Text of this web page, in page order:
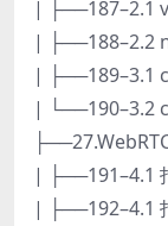
| ├──187–2.1
| ├──188–2.2
| ├──189–3.1
| └──190–3.2
| ├──191–4.1
| ├──192–4.1